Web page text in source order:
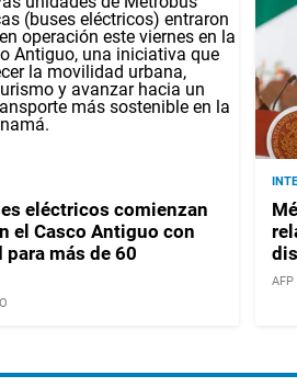
eléctricos comienzan
el Casco Antiguo con
para más de 60
AFP